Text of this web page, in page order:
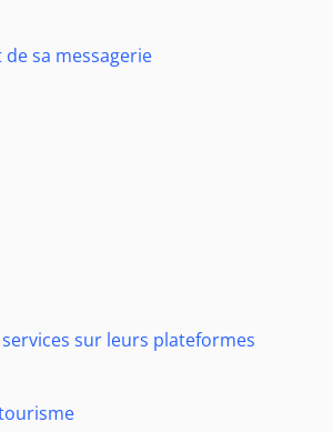
sa messagerie
sur leurs plateformes